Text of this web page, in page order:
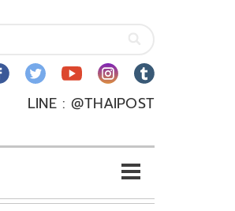
LINE : @THAIPOST